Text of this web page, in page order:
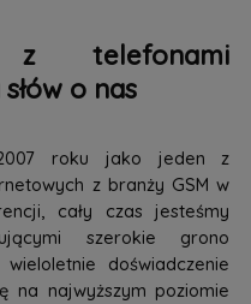
telefonami
o nas
roku jako jeden z
z branży GSM w
cały czas jesteśmy
szerokie grono
doświadczenie
na najwyższym poziomie